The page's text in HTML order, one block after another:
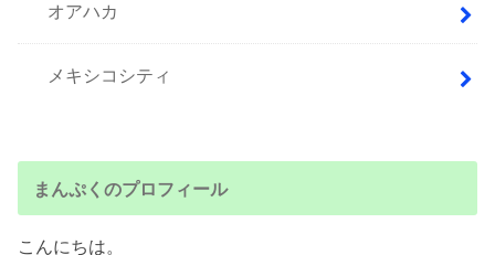
オアハカ
メキシコシティ
まんぷくのプロフィール
こんにちは。